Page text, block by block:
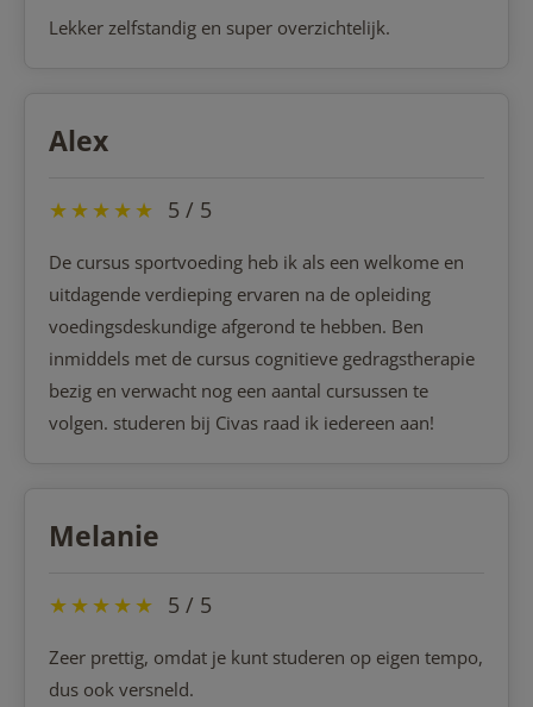
Lekker zelfstandig en super overzichtelijk.
Alex
★★★★★ 5 / 5
De cursus sportvoeding heb ik als een welkome en
uitdagende verdieping ervaren na de opleiding
voedingsdeskundige afgerond te hebben. Ben
inmiddels met de cursus cognitieve gedragstherapie
bezig en verwacht nog een aantal cursussen te
volgen. studeren bij Civas raad ik iedereen aan!
Melanie
★★★★★ 5 / 5
Zeer prettig, omdat je kunt studeren op eigen tempo,
dus ook versneld.